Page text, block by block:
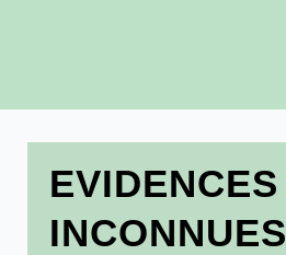
EVIDENCES
INCONNUES